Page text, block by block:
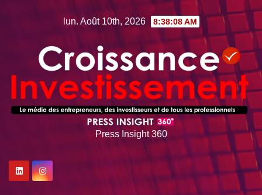
lun. Août 10th, 2026 8:38:10 AM
Press Insight 360